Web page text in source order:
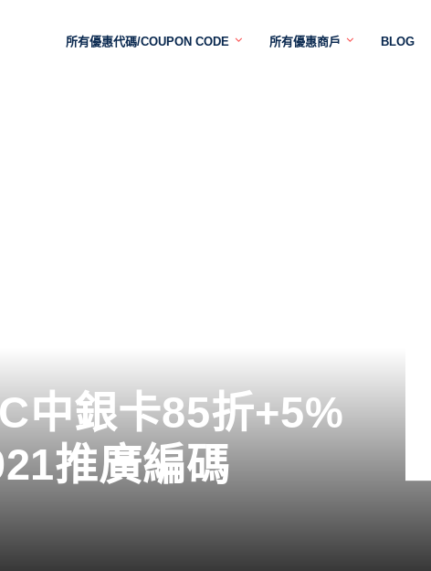
所有優惠代碼/COUPON CODE 所有優惠商戶 BLOG
中銀卡85折+5%
推廣編碼